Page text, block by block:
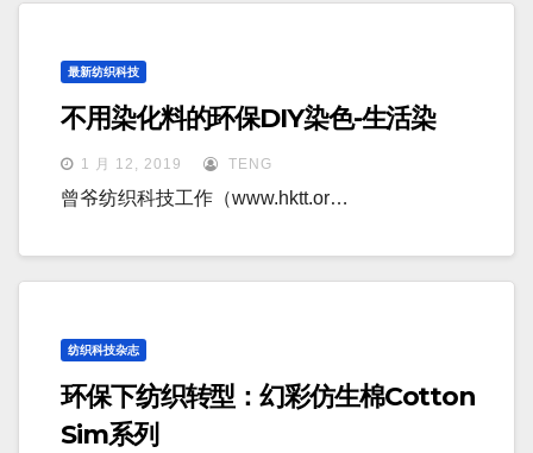
最新纺织科技
不用染化料的环保DIY染色-生活染
1 月 12, 2019 TENG
曾爷纺织科技工作（www.hktt.or…
纺织科技杂志
环保下纺织转型：幻彩仿生棉Cotton
Sim系列